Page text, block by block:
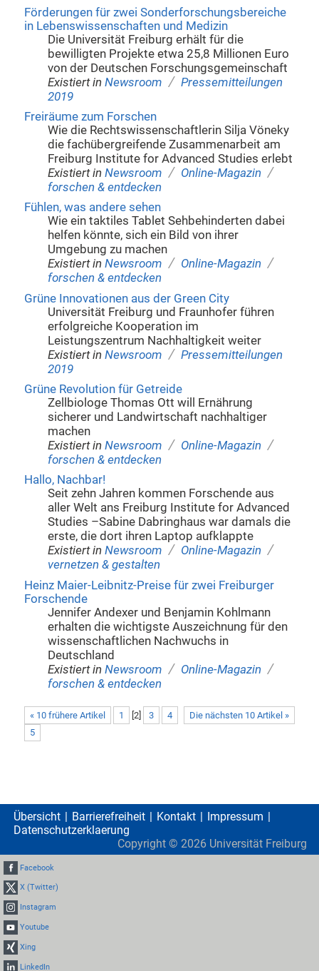
Förderungen für zwei Sonderforschungsbereiche
in Lebenswissenschaften und Medizin
Die Universität Freiburg erhält für die
bewilligten Projekte etwa 25,8 Millionen Euro
von der Deutschen Forschungsgemeinschaft
Existiert in Newsroom / Pressemitteilungen
2019
Freiräume zum Forschen
Wie die Rechtswissenschaftlerin Silja Vöneky
die fachübergreifende Zusammenarbeit am
Freiburg Institute for Advanced Studies erlebt
Existiert in Newsroom / Online-Magazin /
forschen & entdecken
Fühlen, was andere sehen
Wie ein taktiles Tablet Sehbehinderten dabei
helfen könnte, sich ein Bild von ihrer
Umgebung zu machen
Existiert in Newsroom / Online-Magazin /
forschen & entdecken
Grüne Innovationen aus der Green City
Universität Freiburg und Fraunhofer führen
erfolgreiche Kooperation im
Leistungszentrum Nachhaltigkeit weiter
Existiert in Newsroom / Pressemitteilungen
2019
Grüne Revolution für Getreide
Zellbiologe Thomas Ott will Ernährung
sicherer und Landwirtschaft nachhaltiger
machen
Existiert in Newsroom / Online-Magazin /
forschen & entdecken
Hallo, Nachbar!
Seit zehn Jahren kommen Forschende aus
aller Welt ans Freiburg Institute for Advanced
Studies –Sabine Dabringhaus war damals die
erste, die dort ihren Laptop aufklappte
Existiert in Newsroom / Online-Magazin /
vernetzen & gestalten
Heinz Maier-Leibnitz-Preise für zwei Freiburger
Forschende
Jennifer Andexer und Benjamin Kohlmann
erhalten die wichtigste Auszeichnung für den
wissenschaftlichen Nachwuchs in
Deutschland
Existiert in Newsroom / Online-Magazin /
forschen & entdecken
« 10 frühere Artikel Die nächsten 10 Artikel »
1 2] 3
4
5
Übersicht Barrierefreiheit Kontakt
Impressum
Datenschutzerklaerung
Copyright © 2026 Universität Freiburg
Facebook
X (Twitter)
Instagram
Youtube
Xing
LinkedIn